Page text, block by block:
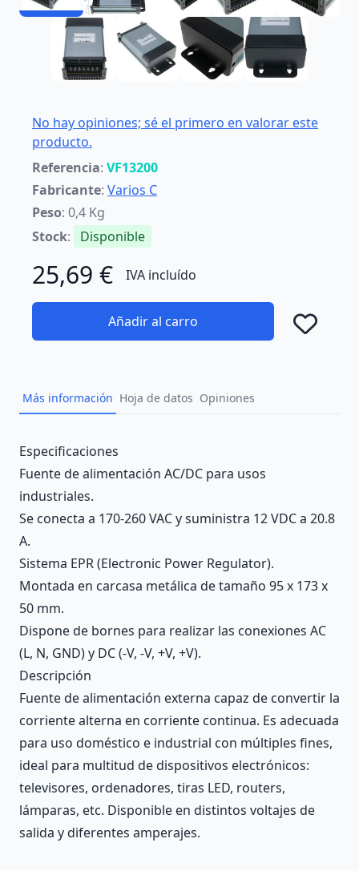
No hay opiniones; sé el primero en valorar este
producto.
Referencia: VF13200
Fabricante: Varios C
Peso: 0,4 Kg
Stock: Disponible
25,69 € IVA incluído
Añadir al carro
Más información Hoja de datos Opiniones
Description
Especificaciones
Fuente de alimentación AC/DC para usos
industriales.
Se conecta a 170-260 VAC y suministra 12 VDC a 20.8
A.
Sistema EPR (Electronic Power Regulator).
Montada en carcasa metálica de tamaño 95 x 173 x
50 mm.
Dispone de bornes para realizar las conexiones AC
(L, N, GND) y DC (-V, -V, +V, +V).
Descripción
Fuente de alimentación externa capaz de convertir la
corriente alterna en corriente continua. Es adecuada
para uso doméstico e industrial con múltiples fines,
ideal para multitud de dispositivos electrónicos:
televisores, ordenadores, tiras LED, routers,
lámparas, etc. Disponible en distintos voltajes de
salida y diferentes amperajes.